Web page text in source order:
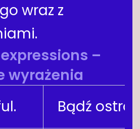
wraz z
–
wyrażenia
Bądź